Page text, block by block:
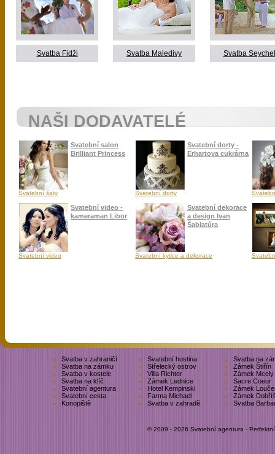
Svatba Fidži Svatba Maledivy Svatba
NAŠI DODAVATELÉ
Svatební salon
Brilliant Princess
Svatební šaty
Svatební dorty -
Erhartova cukrárna
Svatební dorty
Svatební video -
kameraman Libor
Svatební video
Svatební dekorace
a design Ivan
Šablatúra
Svatební kytice a dekorace
Svatba v zahraničí Svatební hostina
Svatba na
Svatba na zámku
Střelecký ostrov
Zámek Štiřín
Svatba v kostele
Villa Richter
Zámek Mcely
Svatba na klíč
Zámek Lednice
Sacre Coeur
Svatební agentura
Hotel Kempinski
Zámek
Svatební cesta
Farma Michael
Zámek
Konopiště
Svatba v zahradě Svatba
© 2009 - 2026 Svatební agentura -